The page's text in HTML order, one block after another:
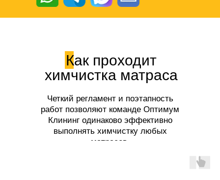
Как проходит
химчистка матраса
Четкий регламент и поэтапность
работ позволяют команде Оптимум
Клининг одинаково эффективно
выполнять химчистку любых
матрасов.